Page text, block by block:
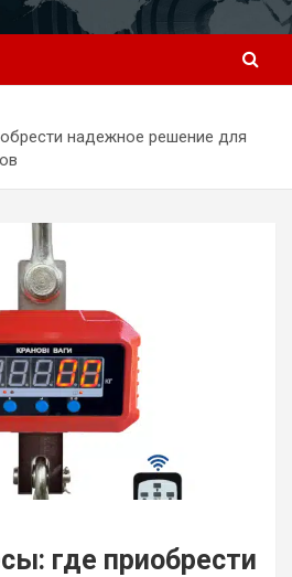
надежное решение для
где приобрести